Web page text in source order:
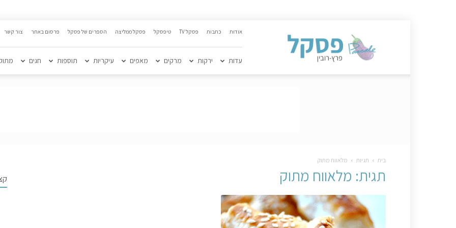
הקולינרי
פסקל
אודות כתבות פסקל TV טיפסקל פסקל ממליצה הספרים של פסקל פרסום באתר צור קשר
עדות ירקות מרקים מאפים עיקריות תוספות חגים
בית תגיות מלאווח מתוק
תגית: מלאווח מתוק